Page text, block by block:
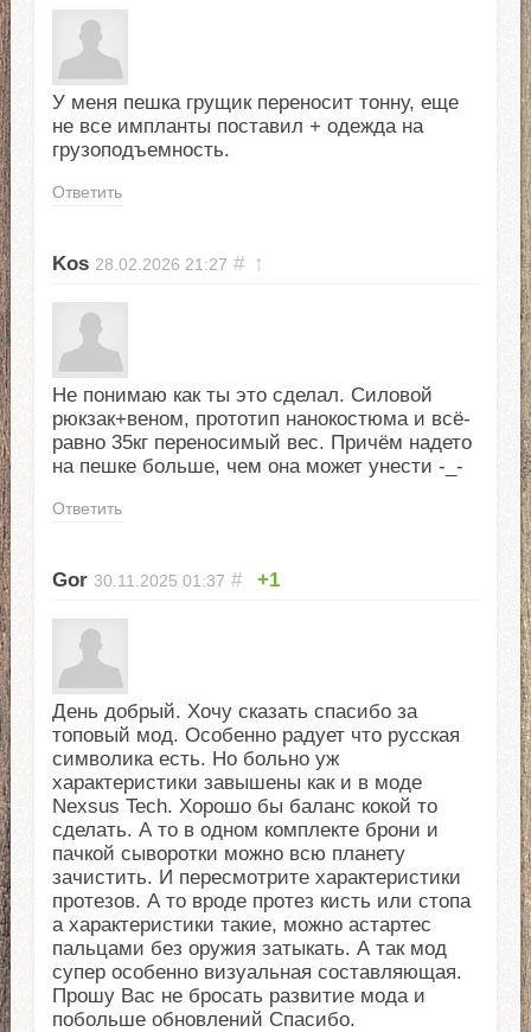
У меня пешка грущик переносит тонну, еще
не все импланты поставил + одежда на
грузоподъемность.
Ответить
Kos 28.02.2026 21:27 # ↑
Не понимаю как ты это сделал. Силовой
рюкзак+веном, прототип нанокостюма и всё-
равно 35кг переносимый вес. Причём надето
на пешке больше, чем она может унести -_-
Ответить
Gor 30.11.2025 01:37 # +1
День добрый. Хочу сказать спасибо за
топовый мод. Особенно радует что русская
символика есть. Но больно уж
характеристики завышены как и в моде
Nexsus Tech. Хорошо бы баланс кокой то
сделать. А то в одном комплекте брони и
пачкой сыворотки можно всю планету
зачистить. И пересмотрите характеристики
протезов. А то вроде протез кисть или стопа
а характеристики такие, можно астартес
пальцами без оружия затыкать. А так мод
супер особенно визуальная составляющая.
Прошу Вас не бросать развитие мода и
побольше обновлений Спасибо.